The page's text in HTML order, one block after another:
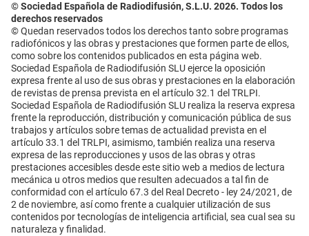
© Sociedad Española de Radiodifusión, S.L.U. 2026. Todos los
derechos reservados
© Quedan reservados todos los derechos tanto sobre programas
radiofónicos y las obras y prestaciones que formen parte de ellos,
como sobre los contenidos publicados en esta página web.
Sociedad Española de Radiodifusión SLU ejerce la oposición
expresa frente al uso de sus obras y prestaciones en la elaboración
de revistas de prensa prevista en el artículo 32.1 del TRLPI.
Sociedad Española de Radiodifusión SLU realiza la reserva expresa
frente la reproducción, distribución y comunicación pública de sus
trabajos y artículos sobre temas de actualidad prevista en el
artículo 33.1 del TRLPI, asimismo, también realiza una reserva
expresa de las reproducciones y usos de las obras y otras
prestaciones accesibles desde este sitio web a medios de lectura
mecánica u otros medios que resulten adecuados a tal fin de
conformidad con el artículo 67.3 del Real Decreto - ley 24/2021, de
2 de noviembre, así como frente a cualquier utilización de sus
contenidos por tecnologías de inteligencia artificial, sea cual sea su
naturaleza y finalidad.